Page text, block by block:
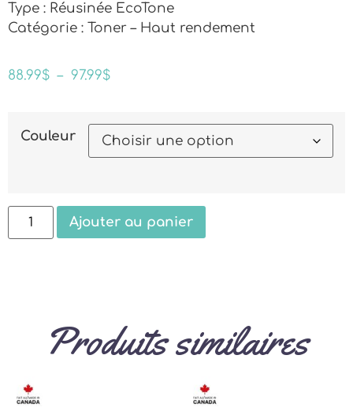
Type : Réusinée EcoTone
Catégorie : Toner – Haut rendement
88.99$ – 97.99$
Couleur
Ajouter au panier
Produits similaires